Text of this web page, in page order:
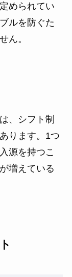
められてい
ルを防ぐた
ん。
、シフト制
ります。1つ
源を持つこ
増えている